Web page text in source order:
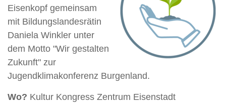
Eisenkopf gemeinsam
mit Bildungslandesrätin
Daniela Winkler unter
dem Motto "Wir gestalten
Zukunft" zur
Jugendklimakonferenz Burgenland.
Wo? Kultur Kongress Zentrum Eisenstadt